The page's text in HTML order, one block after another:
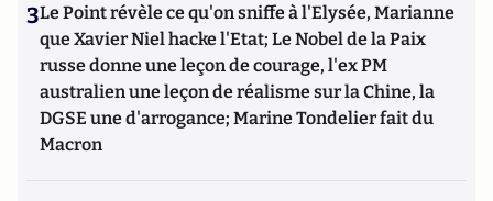
3Le Point révèle ce qu'on sniffe à l'Elysée, Marianne
que Xavier Niel hacke l'Etat; Le Nobel de la Paix
russe donne une leçon de courage, l'ex PM
australien une leçon de réalisme sur la Chine, la
DGSE une d'arrogance; Marine Tondelier fait du
Macron